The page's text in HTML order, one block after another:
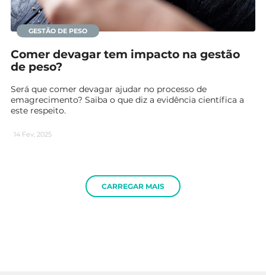
GESTÃO DE PESO
Comer devagar tem impacto na gestão
de peso?
Será que comer devagar ajudar no processo de
emagrecimento? Saiba o que diz a evidência científica a
este respeito.
14 Fev, 2025
CARREGAR MAIS